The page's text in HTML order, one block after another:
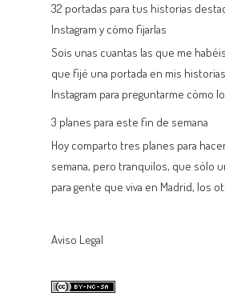
32 portadas para tus historias
Instagram y cómo fijarlas
Sois unas cuantas las que me
que fijé una portada en mis
Instagram para preguntarme cómo lo
3 planes para este fin de semana
Hoy comparto tres planes para
semana, pero tranquilos, que sólo
para gente que viva en Madrid, los
Aviso Legal